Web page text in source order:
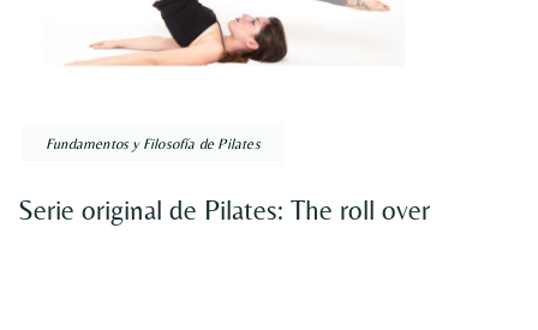
Fundamentos y Filosofía de Pilates
Serie original de Pilates: The roll over